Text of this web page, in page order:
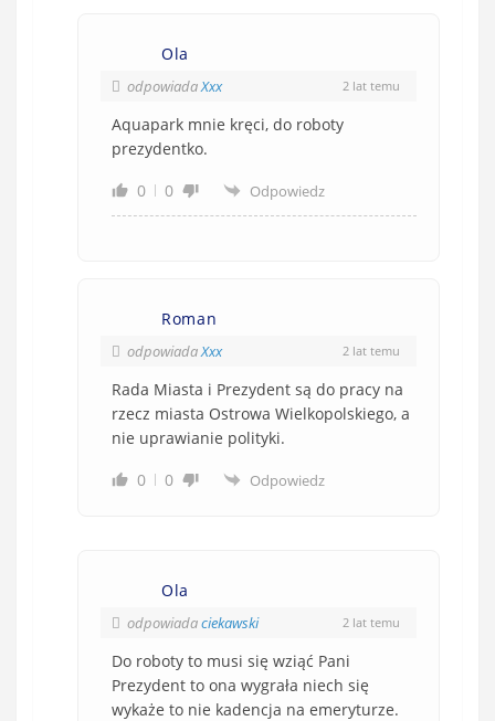
Ola
odpowiadaXxx 2 lat temu
Aquapark mnie kręci, do roboty
prezydentko.
0
0 Odpowiedz
Roman
odpowiadaXxx 2 lat temu
Rada Miasta i Prezydent są do pracy na
rzecz miasta Ostrowa Wielkopolskiego, a
nie uprawianie polityki.
0
0 Odpowiedz
Ola
odpowiadaciekawski 2 lat temu
Do roboty to musi się wziąć Pani
Prezydent to ona wygrała niech się
wykaże to nie kadencja na emeryturze.